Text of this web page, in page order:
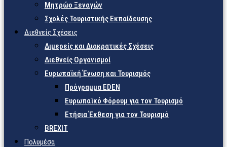
Μητρώο Ξεναγών
Σχολές Τουριστικής Εκπαίδευσης
Διεθνείς Σχέσεις
Διμερείς και Διακρατικές Σχέσεις
Διεθνείς Οργανισμοί
Ευρωπαϊκή Ένωση και Τουρισμός
Πρόγραμμα EDEN
Ευρωπαϊκό Φόρουμ για τον Τουρισμό
Ετήσια Έκθεση για τον Τουρισμό
BREXIT
Πολυμέσα